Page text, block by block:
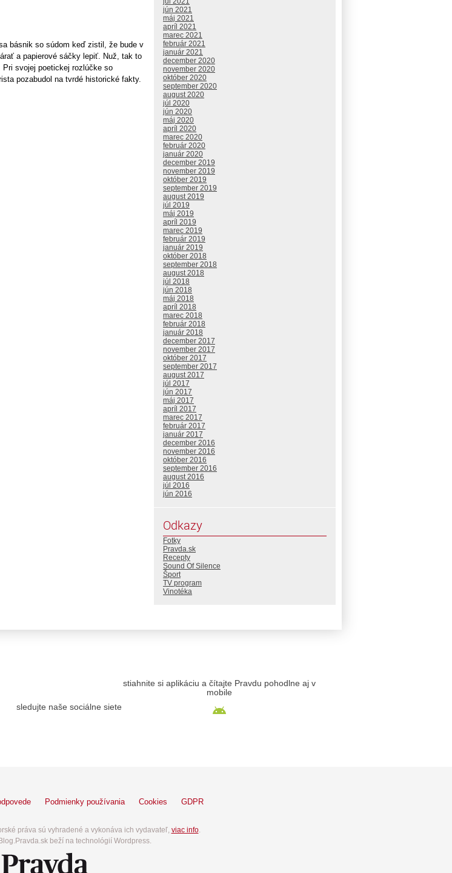
básnik so súdom keď zistil, že bude v
a papierové sáčky lepiť. Nuž, tak to
svojej poetickej rozlúčke so
pozabudol na tvrdé historické fakty.
jún 2021
máj 2021
apríl 2021
marec 2021
február 2021
január 2021
december 2020
november 2020
október 2020
september 2020
august 2020
júl 2020
jún 2020
máj 2020
apríl 2020
marec 2020
február 2020
január 2020
december 2019
november 2019
október 2019
september 2019
august 2019
júl 2019
máj 2019
apríl 2019
marec 2019
február 2019
január 2019
október 2018
september 2018
august 2018
júl 2018
jún 2018
máj 2018
apríl 2018
marec 2018
február 2018
január 2018
december 2017
november 2017
október 2017
september 2017
august 2017
júl 2017
jún 2017
máj 2017
apríl 2017
marec 2017
február 2017
január 2017
december 2016
november 2016
október 2016
september 2016
august 2016
júl 2016
jún 2016
Odkazy
Fotky
Pravda.sk
Recepty
Sound Of Silence
Šport
TV program
Vinotéka
sledujte naše sociálne siete
stiahnite si aplikáciu a čítajte Pravdu pohodlne aj v
mobile
Podmienky používania Cookies GDPR
práva sú vyhradené a vykonáva ich vydavateľ, viac info.
beží na technológií Wordpress.